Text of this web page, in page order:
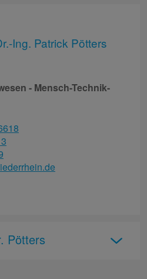
Ing. Patrick Pötters
- Mensch-Technik-
Pötters